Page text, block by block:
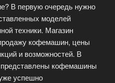
В первую очередь нужно
моделей
техники. Магазин
кофемашин, цены
и возможностей. В
кофемашины
успешно